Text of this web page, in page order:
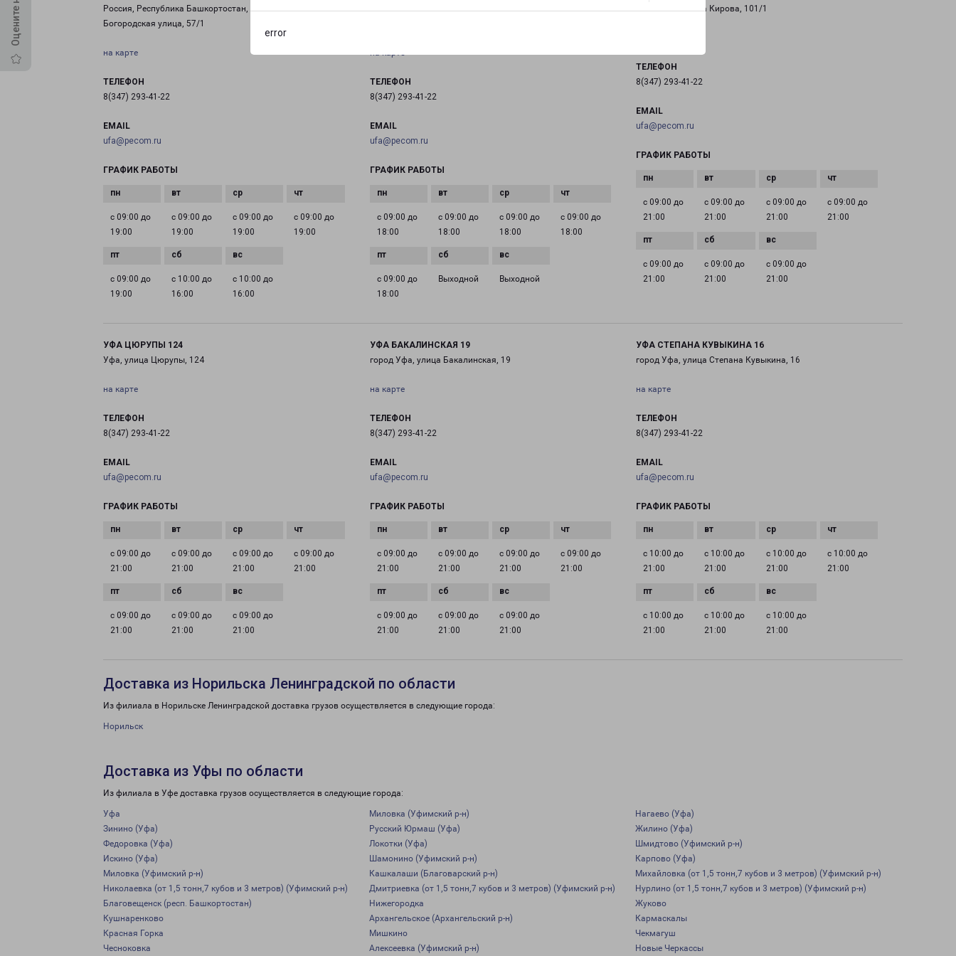
error
Россия, Республика Башкортостан, Уфа, Сельская
Богородская улица, 57/1
на карте
ТЕЛЕФОН
8(347) 293-41-22
EMAIL
ufa@pecom.ru
ГРАФИК РАБОТЫ
с 09:00 до
19:00
с 09:00 до
19:00
с 09:00 до
19:00
с 09:00 до
19:00
с 09:00 до
19:00
с 10:00 до
16:00
с 10:00 до
16:00
Россия, Республика Башкортостан, Уфа, улица
на карте
ТЕЛЕФОН
8(347) 293-41-22
EMAIL
ufa@pecom.ru
ГРАФИК РАБОТЫ
с 09:00 до
18:00
с 09:00 до
18:00
с 09:00 до
18:00
с 09:00 до
18:00
с 09:00 до
18:00
Выходной Выходной
город Уфа, улица Кирова, 101/1
ТЕЛЕФОН
8(347) 293-41-22
EMAIL
ufa@pecom.ru
ГРАФИК РАБОТЫ
с 09:00 до
21:00
с 09:00 до
21:00
с 09:00 до
21:00
с 09:00 до
21:00
с 09:00 до
21:00
с 09:00 до
21:00
с 09:00 до
21:00
УФА ЦЮРУПЫ 124
Уфа, улица Цюрупы, 124
на карте
ТЕЛЕФОН
8(347) 293-41-22
EMAIL
ufa@pecom.ru
ГРАФИК РАБОТЫ
с 09:00 до
21:00
с 09:00 до
21:00
с 09:00 до
21:00
с 09:00 до
21:00
с 09:00 до
21:00
с 09:00 до
21:00
с 09:00 до
21:00
УФА БАКАЛИНСКАЯ 19
город Уфа, улица Бакалинская, 19
на карте
ТЕЛЕФОН
8(347) 293-41-22
EMAIL
ufa@pecom.ru
ГРАФИК РАБОТЫ
с 09:00 до
21:00
с 09:00 до
21:00
с 09:00 до
21:00
с 09:00 до
21:00
с 09:00 до
21:00
с 09:00 до
21:00
с 09:00 до
21:00
УФА СТЕПАНА КУВЫКИНА 16
город Уфа, улица Степана Кувыкина, 16
на карте
ТЕЛЕФОН
8(347) 293-41-22
EMAIL
ufa@pecom.ru
ГРАФИК РАБОТЫ
с 10:00 до
21:00
с 10:00 до
21:00
с 10:00 до
21:00
с 10:00 до
21:00
с 10:00 до
21:00
с 10:00 до
21:00
с 10:00 до
21:00
Доставка из Норильска Ленинградской по области
Из филиала в Норильске Ленинградской доставка грузов осуществляется в следующие города:
Норильск
Доставка из Уфы по области
Из филиала в Уфе доставка грузов осуществляется в следующие города:
Уфа Миловка (Уфимский р-н)
Нагаево (Уфа)
Зинино (Уфа)
Русский Юрмаш (Уфа)
Жилино (Уфа)
Федоровка (Уфа)
Локотки (Уфа)
Шмидтово (Уфимский р-н)
Искино (Уфа)
Шамонино (Уфимский р-н)
Карпово (Уфа)
Миловка (Уфимский р-н)
Кашкалаши (Благоварский р-н)
Михайловка (от 1,5 тонн,7 кубов и 3 метров) (Уфимский р-н)
Николаевка (от 1,5 тонн,7 кубов и 3 метров) (Уфимский р-н)
Дмитриевка (от 1,5 тонн,7 кубов и 3 метров) (Уфимский р-н)
Нурлино (от 1,5 тонн,7 кубов и 3 метров) (Уфимский р-н)
Благовещенск (респ. Башкортостан)
Нижегородка
Жуково
Кушнаренково
Архангельское (Архангельский р-н)
Кармаскалы
Красная Горка
Мишкино
Чекмагуш
Чесноковка
Алексеевка (Уфимский р-н) Новые Черкассы